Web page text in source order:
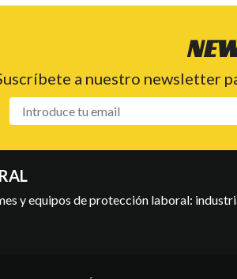
a nuestro newsletter
y equipos de protección laboral: